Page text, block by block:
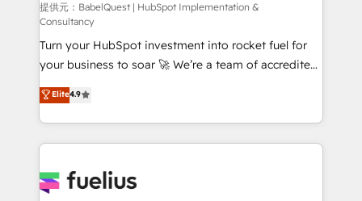
CMS • ISO/IEC 27001:2022, ISO 9001:2015, and ISO
42001:2023 certified - the AI management standard •
GuardHub: our AI governance framework, built on
ISO 42001 Ready for the next step? Click the 👈
'𝗖𝗼𝗻𝘁𝗮𝗰𝘁 𝗯𝘂𝘀𝗶𝗻𝗲𝘀𝘀' button to get in touch (𝘸𝘦'𝘳𝘦
𝘴𝘶𝘱𝘦𝘳 𝘳𝘦𝘴𝘱𝘰𝘯𝘴𝘪𝘷𝘦)
提供元：BabelQuest | HubSpot Implementation &
Consultancy
Turn your HubSpot investment into rocket fuel for
your business to soar 🚀 We’re a team of accredited
HubSpot experts ready to help you. We can
implement the platform into complex business
environments, optimise what you've got and make
sure you can actually use it, build your website in
for you and execute it on HubSpot. We are on the
Elite4.9